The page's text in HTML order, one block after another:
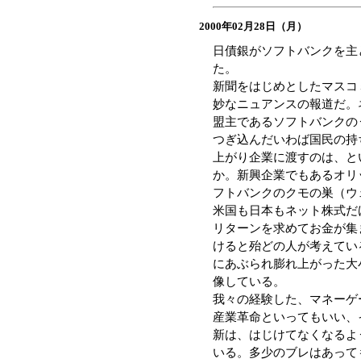
2000年02月28日（月）
日債銀がソフトバンクを
た。
新聞をはじめとしたマス
妙なニュアンスの報道だ
盟主であるソフトバンク
つぎ込んだいわば国民の
上がり企業に渡すのは、
か。新興企業でもあるオ
フトバンクのクモの巣（
米国も日本もネット株式
リターンを求めてお金が
けると殆どの人が考えて
にあぶられ膨れ上がった
像している。
我々の経験した、マネー
産業革命といってもいい
新は、はじけてなくなる
いる。多少のブレはあっ